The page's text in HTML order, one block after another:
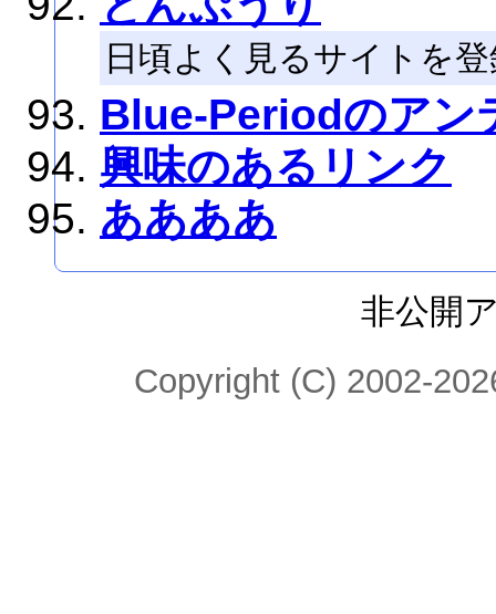
日頃よく見るサイトを
Blue-Periodのアン
興味のあるリンク
ああああ
非公開
Copyright (C) 2002-